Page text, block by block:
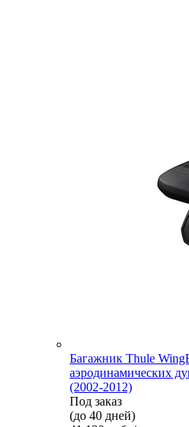
Багажник Thule
аэродинамических
(2002-2012)
Под заказ
(до 40 дней)